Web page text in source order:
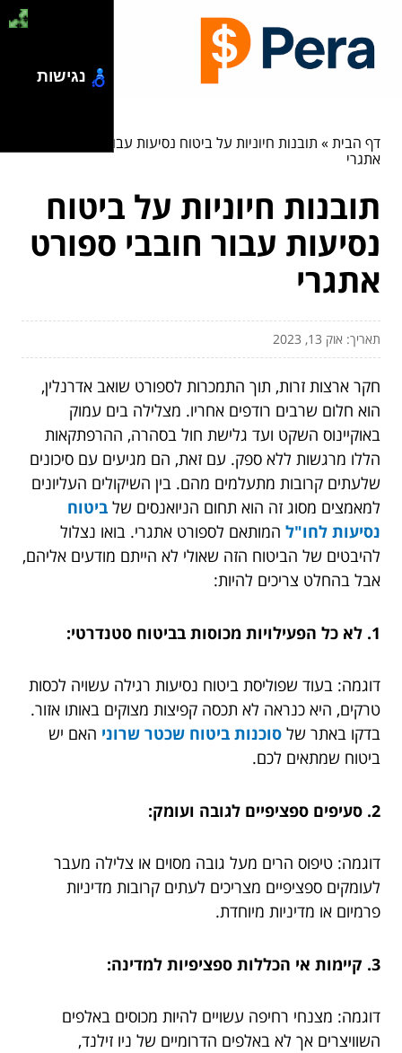
דף הבית» תובנות חיוניות על ביטוח נסיעות עבור חובבי ספורט
אתגרי
תובנות חיוניות על ביטוח
נסיעות עבור חובבי ספורט
אתגרי
תאריך: אוק 13, 2023
חקר ארצות זרות, תוך התמכרות לספורט שואב אדרנלין,
הוא חלום שרבים רודפים אחריו. מצלילה בים עמוק
באוקיינוס השקט ועד גלישת חול בסהרה, ההרפתקאות
הללו מרגשות ללא ספק. עם זאת, הם מגיעים עם סיכונים
שלעתים קרובות מתעלמים מהם. בין השיקולים העליונים
למאמצים מסוג זה הוא תחום הניואנסים של ביטוח
נסיעות לחו"ל המותאם לספורט אתגרי. בואו נצלול
להיבטים של הביטוח הזה שאולי לא הייתם מודעים אליהם,
אבל בהחלט צריכים להיות:
1. לא כל הפעילויות מכוסות בביטוח סטנדרטי:
דוגמה: בעוד שפוליסת ביטוח נסיעות רגילה עשויה לכסות
טרקים, היא כנראה לא תכסה קפיצות מצוקים באותו אזור.
בדקו באתר של סוכנות ביטוח שכטר שרוני האם יש
ביטוח שמתאים לכם.
2. סעיפים ספציפיים לגובה ועומק:
דוגמה: טיפוס הרים מעל גובה מסוים או צלילה מעבר
לעומקים ספציפיים מצריכים לעתים קרובות מדיניות
פרמיום או מדיניות מיוחדת.
3. קיימות אי הכללות ספציפיות למדינה:
דוגמה: מצנחי רחיפה עשויים להיות מכוסים באלפים
השוויצרים אך לא באלפים הדרומיים של ניו זילנד,
נגישות